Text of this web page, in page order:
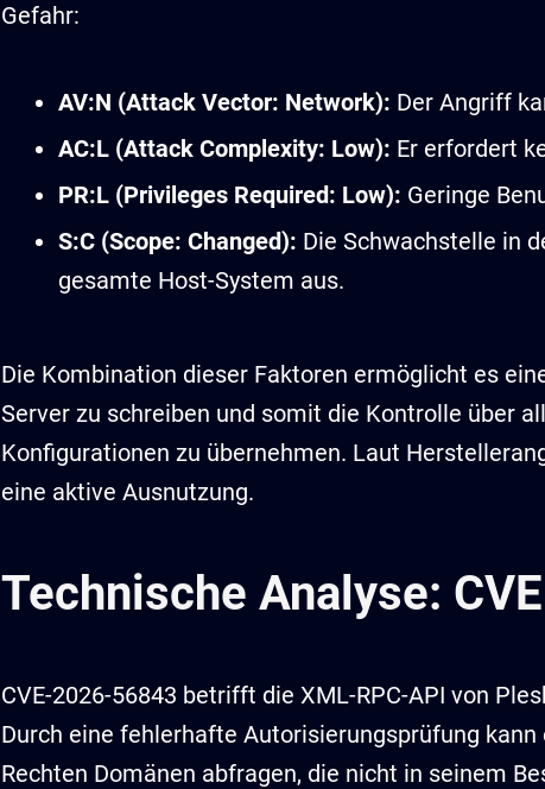
Gefahr:
AV:N (Attack Vector: Network): Der Angriff
AC:L (Attack Complexity: Low): Er erfordert
PR:L (Privileges Required: Low): Geringe
S:C (Scope: Changed): Die Schwachstelle in
gesamte Host-System aus.
Die Kombination dieser Faktoren ermöglicht es
Server zu schreiben und somit die Kontrolle über
Konfigurationen zu übernehmen. Laut
eine aktive Ausnutzung.
Technische Analyse:
CVE-2026-56843 betrifft die XML-RPC-API von
Durch eine fehlerhafte Autorisierungsprüfung
Rechten Domänen abfragen, die nicht in seinem